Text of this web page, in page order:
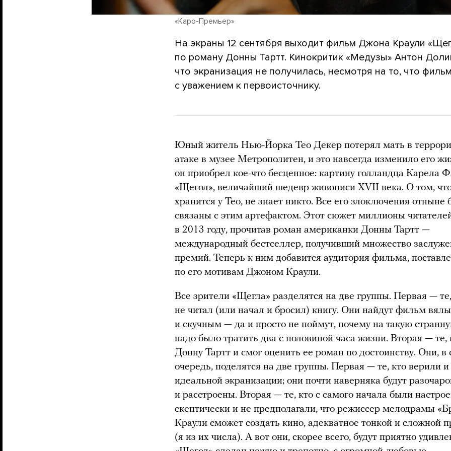
«Каро-Премьер»
На экраны 12 сентября выходит фильм Джона Краули
по роману Донны Тартт. Кинокритик «Медузы» Антон
что экранизация не получилась, несмотря на то, что
с уважением к первоисточнику.
Юный житель Нью-Йорка Тео Декер потерял мать в
атаке в музее Метрополитен, и это навсегда изменило его
он приобрел кое-что бесценное: картину голландца Карела
«Щегол», величайший шедевр живописи XVII века. О том,
хранится у Тео, не знает никто. Все его злоключения отныне
связаны с этим артефактом. Этот сюжет миллионы
в 2013 году, прочитав роман американки Донны Тартт —
международный бестселлер, получивший множество
премий. Теперь к ним добавится аудитория фильма,
по его мотивам Джоном Краули.
Все зрители «Щегла» разделятся на две группы. Первая —
не читал (или начал и бросил) книгу. Они найдут фильм
и скучным — да и просто не поймут, почему на такую
надо было тратить два с половиной часа жизни. Вторая — те,
Донну Тартт и смог оценить ее роман по достоинству. Они, в
очередь, поделятся на две группы. Первая — те, кто верили
идеальной экранизации; они почти наверняка будут
и расстроены. Вторая — те, кто с самого начала были
скептически и не предполагали, что режиссер мелодрамы
Краули сможет создать кино, адекватное тонкой и сложной
(я из их числа). А вот они, скорее всего, будут приятно